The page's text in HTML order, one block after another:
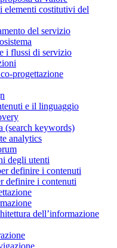
elementi costitutivi del
del servizio
i flussi di servizio
progettazione
e il linguaggio
(search keywords)
analytics
degli utenti
definire i contenuti
definire i contenuti
dell’informazione